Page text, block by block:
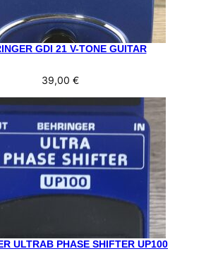
GDI 21 V-TONE GUITAR
39,00 €
ULTRAB PHASE SHIFTER UP100